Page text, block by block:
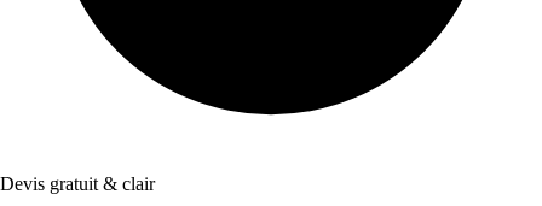
Devis gratuit & clair